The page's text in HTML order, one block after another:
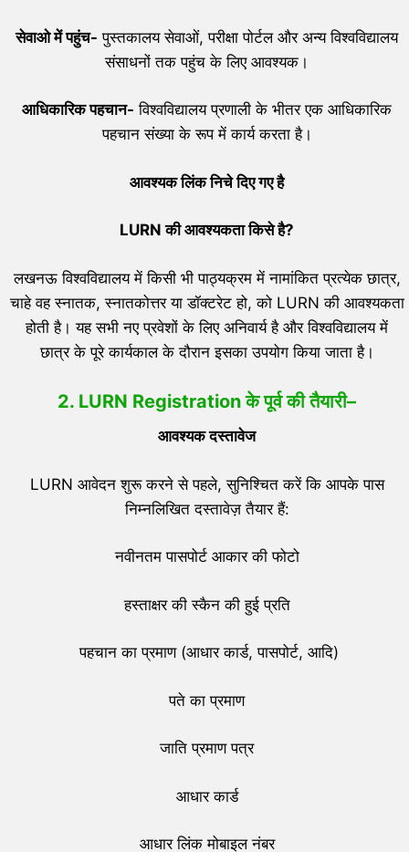
सेवाओ में पहुंच- पुस्तकालय सेवाओं, परीक्षा पोर्टल और अन्य विश्वविद्यालय
संसाधनों तक पहुंच के लिए आवश्यक।
आधिकारिक पहचान- विश्वविद्यालय प्रणाली के भीतर एक आधिकारिक
पहचान संख्या के रूप में कार्य करता है।
आवश्यक लिंक निचे दिए गए है
LURNकी आवश्यकता किसे है?
लखनऊ विश्वविद्यालय में किसी भी पाठ्यक्रम में नामांकित प्रत्येक छात्र,
चाहे वह स्नातक, स्नातकोत्तर या डॉक्टरेट हो, को LURN की आवश्यकता
होती है। यह सभी नए प्रवेशों के लिए अनिवार्य है और विश्वविद्यालय में
छात्र के पूरे कार्यकाल के दौरान इसका उपयोग किया जाता है।
2. LURN Registration के पूर्व की तैयारी–
आवश्यक दस्तावेज
LURN आवेदन शुरू करने से पहले, सुनिश्चित करें कि आपके पास
निम्नलिखित दस्तावेज़ तैयार हैं:
नवीनतम पासपोर्ट आकार की फोटो
हस्ताक्षर की स्कैन की हुई प्रति
पहचान का प्रमाण (आधार कार्ड, पासपोर्ट, आदि)
पते का प्रमाण
जाति प्रमाण पत्र
आधार कार्ड
आधार लिंक मोबाइल नंबर